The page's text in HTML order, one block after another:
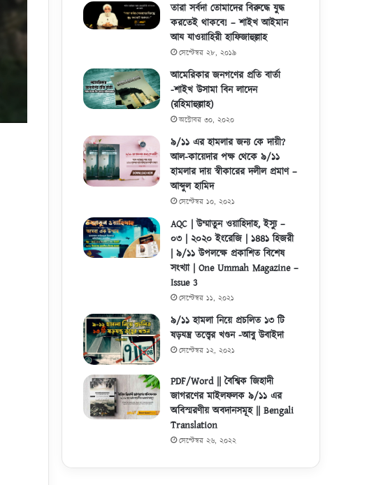
তারা সর্বদা তোমাদের বিরুদ্ধে যুদ্ধ
করতেই থাকবে! – শাইখ আইমান
আয যাওয়াহিরী হাফিজাহুল্লাহ
সেপ্টেম্বর ২৮, ২০১৯
আমেরিকার জনগণের প্রতি বার্তা
-শাইখ উসামা বিন লাদেন
(রহিমাহুল্লাহ)
অক্টোবর ৩০, ২০২০
৯/১১ এর হামলার জন্য কে দায়ী?
আল-কায়েদার পক্ষ থেকে ৯/১১
হামলার দায় স্বীকারের দলীল প্রমাণ –
আব্দুল হামিদ
সেপ্টেম্বর ১০, ২০২১
AQC | উম্মাতুন ওয়াহিদাহ, ইস্যু –
০৩ | ২০২০ ইংরেজি | ১৪৪১ হিজরী
| ৯/১১ উপলক্ষে প্রকাশিত বিশেষ
সংখ্যা | One Ummah Magazine –
Issue 3
সেপ্টেম্বর ১১, ২০২১
৯/১১ হামলা নিয়ে প্রচলিত ১৩ টি
ষড়যন্ত্র তত্ত্বের খণ্ডন -আবু উবাইদা
সেপ্টেম্বর ১২, ২০২১
PDF/Word || বৈশ্বিক জিহাদী
জাগরণের মাইলফলক ৯/১১ এর
অবিস্মরণীয় অবদানসমূহ || Bengali
Translation
সেপ্টেম্বর ২৬, ২০২২